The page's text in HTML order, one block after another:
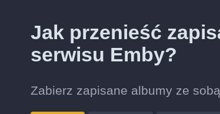
Jak przenieść
serwisu Emby?
Zabierz zapisane albumy ze